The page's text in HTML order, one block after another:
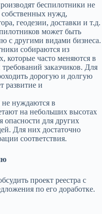
беспилотники не
нужд,
геодезии, доставки и т.д.
может быть
с другими видами бизнеса.
собираются из
которые часто меняются в
заказчиков. Для
дорогую и долгую
развитие и
нуждаются в
на небольших высотах
опасности для других
Для них достаточно
соответствия.
проект реестра с
по его доработке.